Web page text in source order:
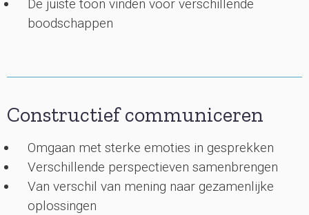
De juiste toon vinden voor verschillende
boodschappen
Constructief communiceren
Omgaan met sterke emoties in gesprekken
Verschillende perspectieven samenbrengen
Van verschil van mening naar gezamenlijke
oplossingen